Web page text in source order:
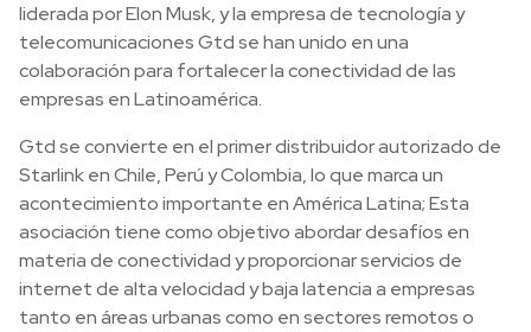
liderada por Elon Musk, y la empresa de tecnología y
telecomunicaciones Gtd se han unido en una
colaboración para fortalecer la conectividad de las
empresas en Latinoamérica.
Gtd se convierte en el primer distribuidor autorizado de
Starlink en Chile, Perú y Colombia, lo que marca un
acontecimiento importante en América Latina; Esta
asociación tiene como objetivo abordar desafíos en
materia de conectividad y proporcionar servicios de
internet de alta velocidad y baja latencia a empresas
tanto en áreas urbanas como en sectores remotos o